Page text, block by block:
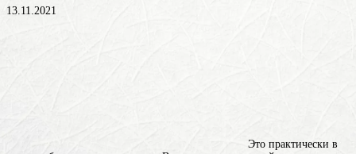
13.11.2021
Это практически в